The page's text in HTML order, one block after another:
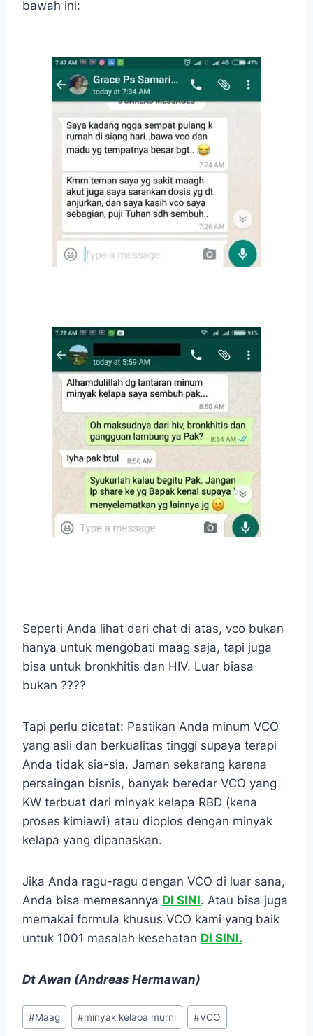
bawah ini:
Seperti Anda lihat dari chat di atas, vco bukan
hanya untuk mengobati maag saja, tapi juga
bisa untuk bronkhitis dan HIV. Luar biasa
bukan ????
Tapi perlu dicatat: Pastikan Anda minum VCO
yang asli dan berkualitas tinggi supaya terapi
Anda tidak sia-sia. Jaman sekarang karena
persaingan bisnis, banyak beredar VCO yang
KW terbuat dari minyak kelapa RBD (kena
proses kimiawi) atau dioplos dengan minyak
kelapa yang dipanaskan.
Jika Anda ragu-ragu dengan VCO di luar sana,
Anda bisa memesannya DI SINI. Atau bisa juga
memakai formula khusus VCO kami yang baik
untuk 1001 masalah kesehatan DI SINI.
Dt Awan (Andreas Hermawan)
Post
Tags:
#Maag #minyak kelapa murni #VCO